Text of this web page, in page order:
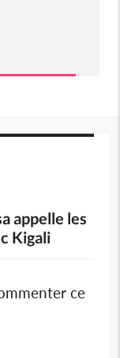
appelle les
Kigali
ce